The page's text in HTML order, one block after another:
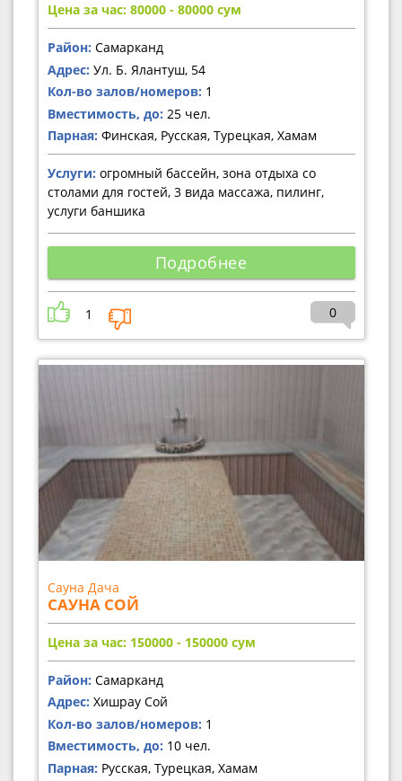
Цена за час: 80000 - 80000 сум
Район: Самарканд
Адрес: Ул. Б. Ялантуш, 54
Кол-во залов/номеров: 1
Вместимость, до: 25 чел.
Парная: Финская, Русская, Турецкая, Хамам
Услуги: огромный бассейн, зона отдыха со
столами для гостей, 3 вида массажа, пилинг,
услуги баншика
Подробнее
1 0
Сауна Дача
САУНА СОЙ
Цена за час: 150000 - 150000 сум
Район: Самарканд
Адрес: Хишрау Сой
Кол-во залов/номеров: 1
Вместимость, до: 10 чел.
Парная: Русская, Турецкая, Хамам